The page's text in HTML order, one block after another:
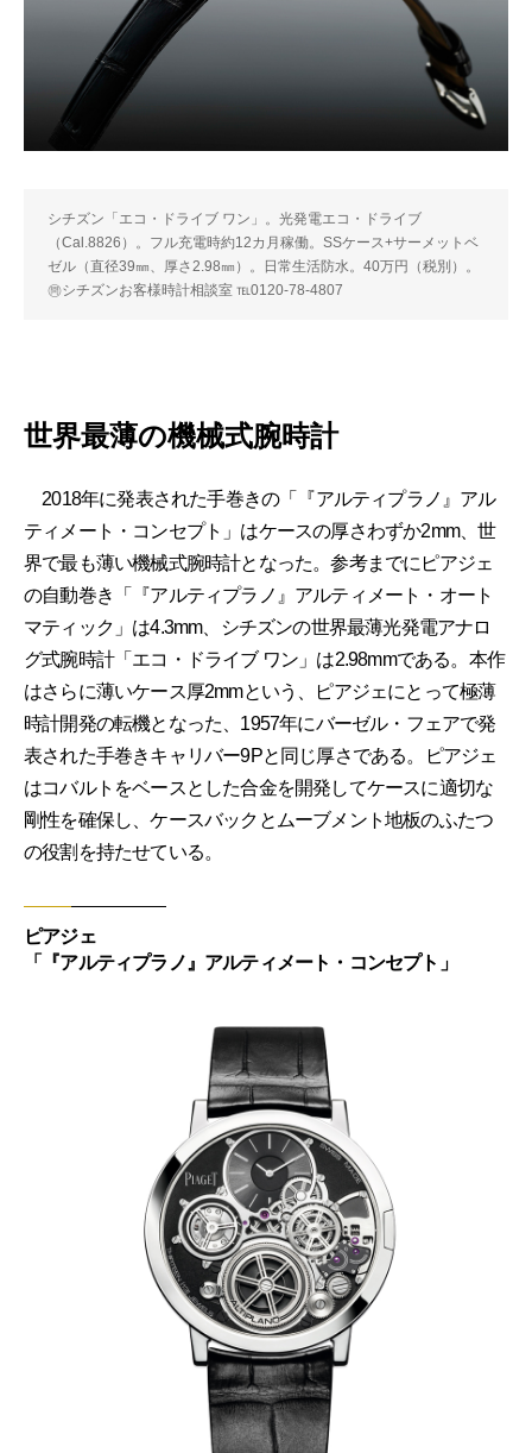
シチズン「エコ・ドライブ ワン」。光発電エコ・ドライブ
（Cal.8826）。フル充電時約12カ月稼働。SSケース+サーメットベ
ゼル（直径39㎜、厚さ2.98㎜）。日常生活防水。40万円（税別）。
㉄シチズンお客様時計相談室 ℡0120-78-4807
世界最薄の機械式腕時計
2018年に発表された手巻きの「『アルティプラノ』アル
ティメート・コンセプト」はケースの厚さわずか2mm、世
界で最も薄い機械式腕時計となった。参考までにピアジェ
の自動巻き「『アルティプラノ』アルティメート・オート
マティック」は4.3mm、シチズンの世界最薄光発電アナロ
グ式腕時計「エコ・ドライブ ワン」は2.98mmである。本作
はさらに薄いケース厚2mmという、ピアジェにとって極薄
時計開発の転機となった、1957年にバーゼル・フェアで発
表された手巻きキャリバー9Pと同じ厚さである。ピアジェ
はコバルトをベースとした合金を開発してケースに適切な
剛性を確保し、ケースバックとムーブメント地板のふたつ
の役割を持たせている。
ピアジェ
「『アルティプラノ』アルティメート・コンセプト」